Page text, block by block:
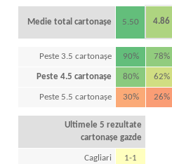
Medie total cartonașe 5.50 4.86
Peste 3.5 cartonașe 90% 78%
Peste 4.5 cartonașe 80% 62%
Peste 5.5 cartonașe 30% 26%
Ultimele 5 rezultate
cartonașe gazde
Cagliari 1-1